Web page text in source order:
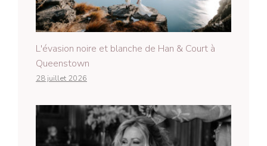
L'évasion noire et blanche de Han & Court à
Queenstown
28 juillet 2026